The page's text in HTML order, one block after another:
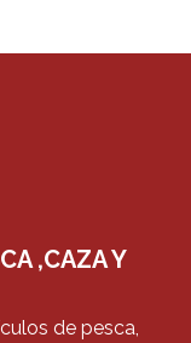
,CAZA Y
de pesca,